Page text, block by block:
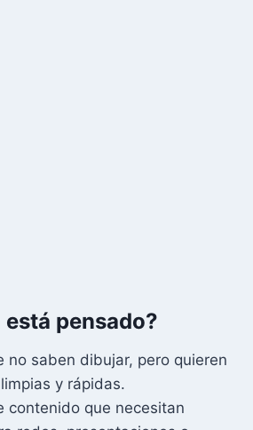
pensado?
no saben dibujar, pero quieren
y rápidas.
contenido que necesitan